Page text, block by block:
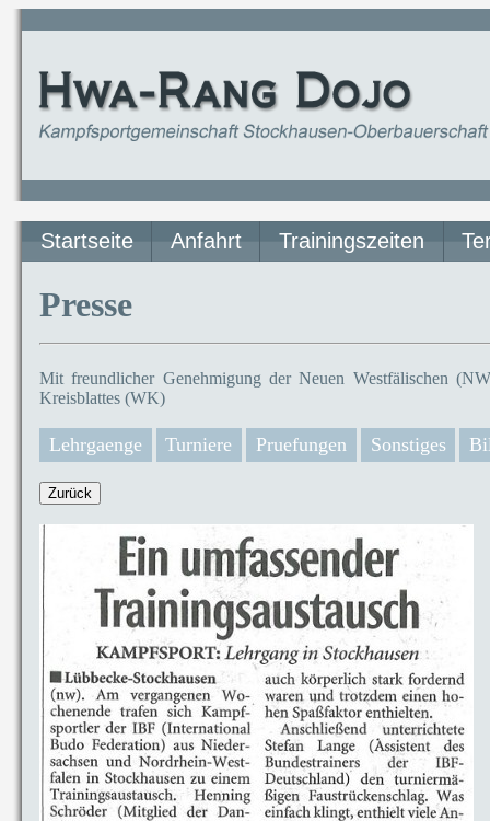
Startseite Anfahrt Trainingszeiten
Presse
Mit freundlicher Genehmigung der Neuen Westfälischen
Kreisblattes (WK)
Lehrgaenge Turniere Pruefungen Sonstiges